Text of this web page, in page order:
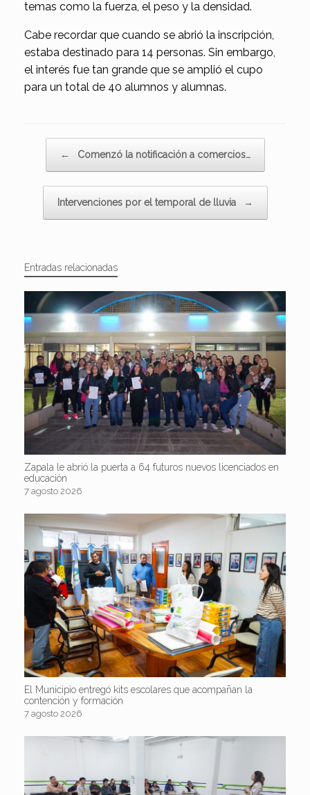
temas como la fuerza, el peso y la densidad.
Cabe recordar que cuando se abrió la inscripción,
estaba destinado para 14 personas. Sin embargo,
el interés fue tan grande que se amplió el cupo
para un total de 40 alumnos y alumnas.
← Comenzó la notificación a comercios…
Intervenciones por el temporal de lluvia →
Entradas relacionadas
Zapala le abrió la puerta a 64 futuros nuevos licenciados en
educación
7 agosto 2026
El Municipio entregó kits escolares que acompañan la
contención y formación
7 agosto 2026